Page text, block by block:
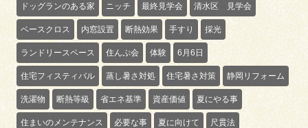
ドッグランのある家 ニッチ 最終見学会 清水区 見学会
ベースクロス 内窓設置 断熱効果 手すり 採光
ランドリースペース 住んぷ会 体験 6月6日
住宅フィスティバル 蒸し暑さ対処 住宅暑さ対策 静岡リフォーム
洗濯物 断熱等級 省エネ基準 資産価値 夏にやる事
住まいのメンテナンス 必要な事 夏に向けて 尺貫法